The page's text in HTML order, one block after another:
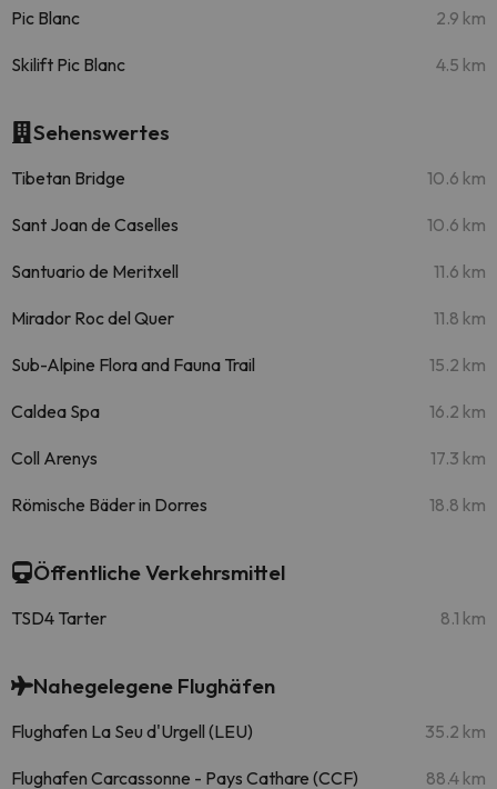
Pic Blanc 2.9 km
Skilift Pic Blanc 4.5 km
Sehenswertes
Tibetan Bridge 10.6 km
Sant Joan de Caselles 10.6 km
Santuario de Meritxell 11.6 km
Mirador Roc del Quer 11.8 km
Sub-Alpine Flora and Fauna Trail 15.2 km
Caldea Spa 16.2 km
Coll Arenys 17.3 km
Römische Bäder in Dorres 18.8 km
Öffentliche Verkehrsmittel
TSD4 Tarter 8.1 km
Nahegelegene Flughäfen
Flughafen La Seu d'Urgell (LEU) 35.2 km
Flughafen Carcassonne - Pays Cathare (CCF) 88.4 km